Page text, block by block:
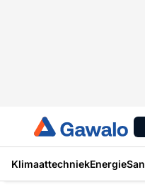
KlimaattechniekEnergie